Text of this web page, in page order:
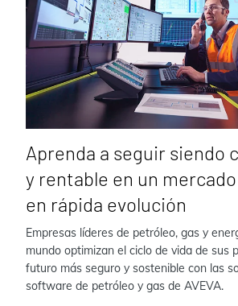
Aprenda a seguir siendo
y rentable en un
en rápida evolución
Empresas líderes de petróleo, gas y
mundo optimizan el ciclo de vida de sus
futuro más seguro y sostenible con las
software de petróleo y gas de AVEVA.